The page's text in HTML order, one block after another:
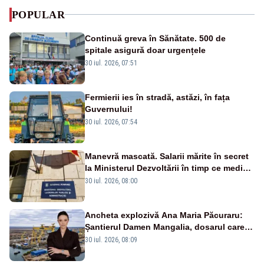
POPULAR
Continuă greva în Sănătate. 500 de
spitale asigură doar urgențele
30 iul. 2026, 07:51
Fermierii ies în stradă, astăzi, în fața
Guvernului!
30 iul. 2026, 07:54
Manevră mascată. Salarii mărite în secret
la Ministerul Dezvoltării în timp ce medicii
ies în stradă
30 iul. 2026, 08:00
Ancheta explozivă Ana Maria Păcuraru:
Șantierul Damen Mangalia, dosarul care
scufundă apărarea României
30 iul. 2026, 08:09